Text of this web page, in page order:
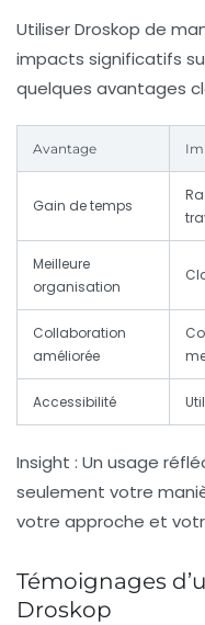
Utiliser Droskop de
impacts significatifs
quelques avantages
Avantage
Gain de temps
Meilleure
organisation
Collaboration
améliorée
Accessibilité
Insight : Un usage
seulement votre
votre approche et
Témoignages
Droskop